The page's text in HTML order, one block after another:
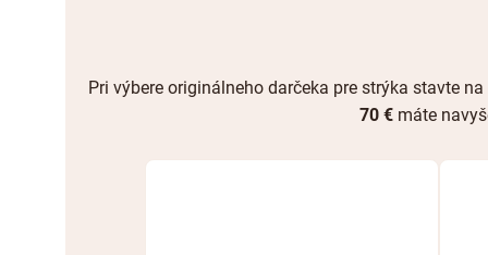
Pri výbere originálneho darčeka pre strýka stavte
70 € máte